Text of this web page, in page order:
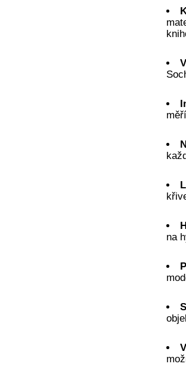
na